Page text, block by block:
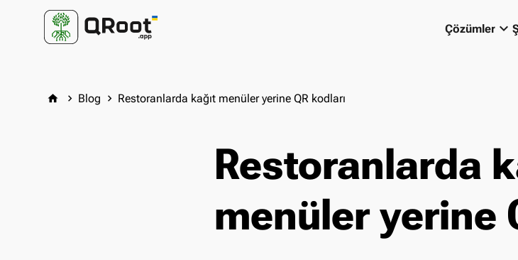
Çözümlerkeyboard_arrow_down
home keyboard_arrow_right Blog keyboard_arrow_right Restoranlarda kağıt menüler yerine QR kodları
Restoranlarda
menüler yerine